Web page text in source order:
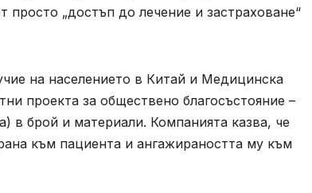
„достъп до лечение и застраховане“
на населението в Китай и Медицинска
проекта за обществено благосъстояние –
в брой и материали. Компанията казва, че
към пациента и ангажираността му към